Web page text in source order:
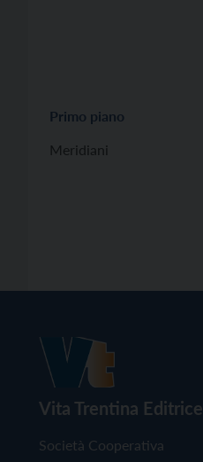
Primo piano
Meridiani
Vita Trentina Editrice
Società Cooperativa